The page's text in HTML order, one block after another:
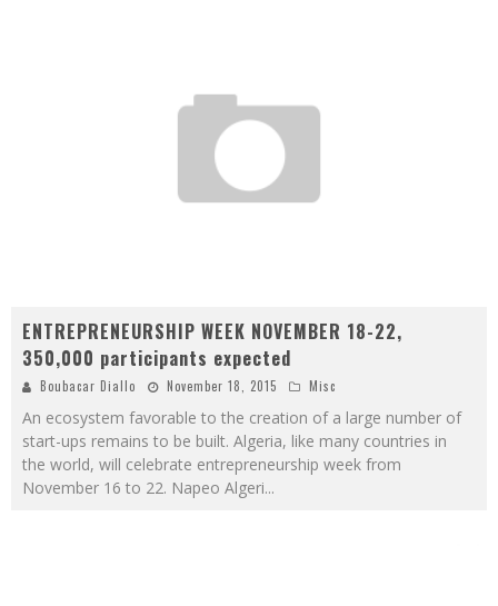
ENTREPRENEURSHIP WEEK NOVEMBER 18-22,
350,000 participants expected
Boubacar Diallo November 18, 2015 Misc
An ecosystem favorable to the creation of a large number of
start-ups remains to be built. Algeria, like many countries in
the world, will celebrate entrepreneurship week from
November 16 to 22. Napeo Algeri...